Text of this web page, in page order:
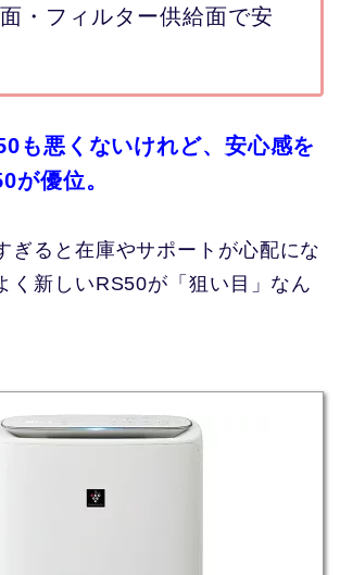
・フィルター供給面で安
も悪くないけれど、安心感を
が優位。
ぎると在庫やサポートが心配にな
く新しいRS50が「狙い目」なん